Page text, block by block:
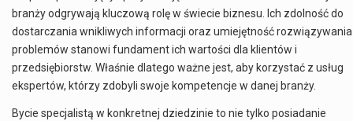
branży odgrywają kluczową rolę w świecie biznesu. Ich zdolność do
dostarczania wnikliwych informacji oraz umiejętność rozwiązywania
problemów stanowi fundament ich wartości dla klientów i
przedsiębiorstw. Właśnie dlatego ważne jest, aby korzystać z usług
ekspertów, którzy zdobyli swoje kompetencje w danej branży.
Bycie specjalistą w konkretnej dziedzinie to nie tylko posiadanie